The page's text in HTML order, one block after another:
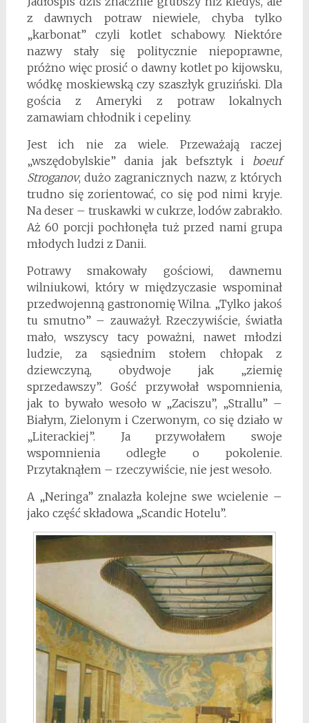
z dawnych potraw niewiele, chyba tylko
„karbonat” czyli kotlet schabowy. Niektóre
nazwy stały się politycznie niepoprawne,
próżno więc prosić o dawny kotlet po kijowsku,
wódkę moskiewską czy szaszłyk gruziński. Dla
gościa z Ameryki z potraw lokalnych
zamawiam chłodnik i cepeliny.
Jest ich nie za wiele. Przeważają raczej
„wszędobylskie” dania jak befsztyk i boeuf
Stroganov, dużo zagranicznych nazw, z których
trudno się zorientować, co się pod nimi kryje.
Na deser – truskawki w cukrze, lodów zabrakło.
Aż 60 porcji pochłonęła tuż przed nami grupa
młodych ludzi z Danii.
Potrawy smakowały gościowi, dawnemu
wilniukowi, który w międzyczasie wspominał
przedwojenną gastronomię Wilna. „Tylko jakoś
tu smutno” – zauważył. Rzeczywiście, światła
mało, wszyscy tacy poważni, nawet młodzi
ludzie, za sąsiednim stołem chłopak z
dziewczyną, obydwoje jak „ziemię
sprzedawszy”. Gość przywołał wspomnienia,
jak to bywało wesoło w „Zaciszu”, „Strallu” –
Białym, Zielonym i Czerwonym, co się działo w
„Literackiej”. Ja przywołałem swoje
wspomnienia odległe o pokolenie.
Przytaknąłem – rzeczywiście, nie jest wesoło.
A „Neringa” znalazła kolejne swe wcielenie –
jako część składowa „Scandic Hotelu”.